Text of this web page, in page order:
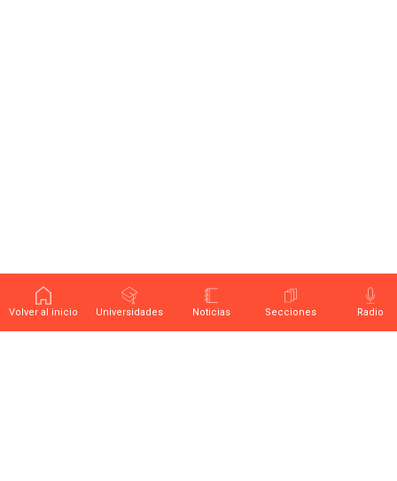
Volver al inicio Universidades Noticias Secciones Radio